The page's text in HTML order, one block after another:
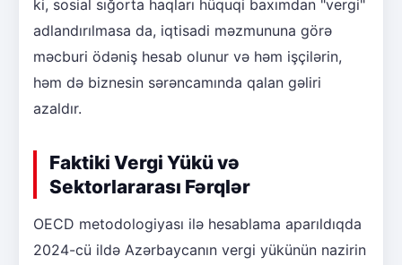
ki, sosial sığorta haqları hüquqi baxımdan "vergi"
adlandırılmasa da, iqtisadi məzmununa görə
məcburi ödəniş hesab olunur və həm işçilərin,
həm də biznesin sərəncamında qalan gəliri
azaldır.
Faktiki Vergi Yükü və
Sektorlararası Fərqlər
OECD metodologiyası ilə hesablama aparıldıqda
2024-cü ildə Azərbaycanın vergi yükünün nazirin